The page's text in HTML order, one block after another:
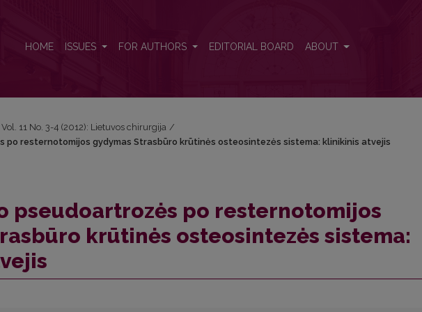
HOME ISSUES FOR AUTHORS EDITORIAL BOARD ABOUT
Vol. 11 No. 3-4 (2012): Lietuvos chirurgija /
po resternotomijos gydymas Strasbūro krūtinės osteosintezės sistema: klinikinis atvejis
pseudoartrozės po resternotomijos
krūtinės osteosintezės sistema: